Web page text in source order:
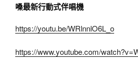
嗓最新行動式伴唱機
https://youtu.be/WRlnnlO6L_o
https://www.youtube.com/